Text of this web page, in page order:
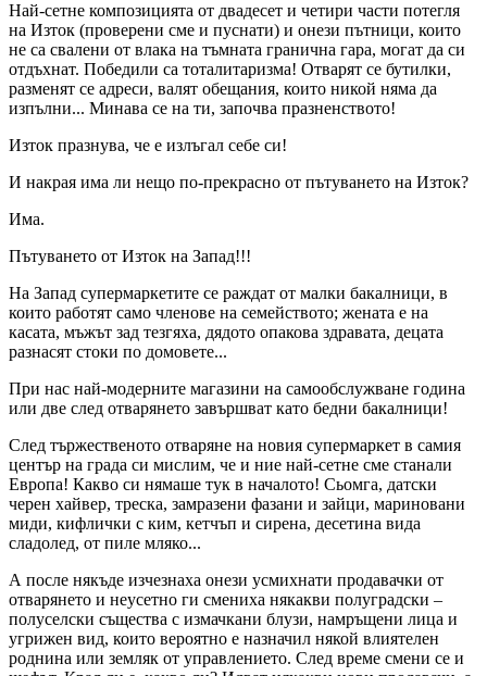
Най-сетне композицията от двадесет и четири части потегля
на Изток (проверени сме и пуснати) и онези пътници, които
не са свалени от влака на тъмната гранична гара, могат да си
отдъхнат. Победили са тоталитаризма! Отварят се бутилки,
разменят се адреси, валят обещания, които никой няма да
изпълни... Минава се на ти, започва празненството!
Изток празнува, че е излъгал себе си!
И накрая има ли нещо по-прекрасно от пътуването на Изток?
Има.
Пътуването от Изток на Запад!!!
На Запад супермаркетите се раждат от малки бакалници, в
които работят само членове на семейството; жената е на
касата, мъжът зад тезгяха, дядото опакова здравата, децата
разнасят стоки по домовете...
При нас най-модерните магазини на самообслужване година
или две след отварянето завършват като бедни бакалници!
След тържественото отваряне на новия супермаркет в самия
център на града си мислим, че и ние най-сетне сме станали
Европа! Какво си нямаше тук в началото! Сьомга, датски
черен хайвер, треска, замразени фазани и зайци, мариновани
миди, кифлички с ким, кетчъп и сирена, десетина вида
сладолед, от пиле мляко...
А после някъде изчезнаха онези усмихнати продавачки от
отварянето и неусетно ги смениха някакви полуградски –
полуселски същества с измачкани блузи, намръщени лица и
угрижен вид, които вероятно е назначил някой влиятелен
роднина или земляк от управлението. След време смени се и